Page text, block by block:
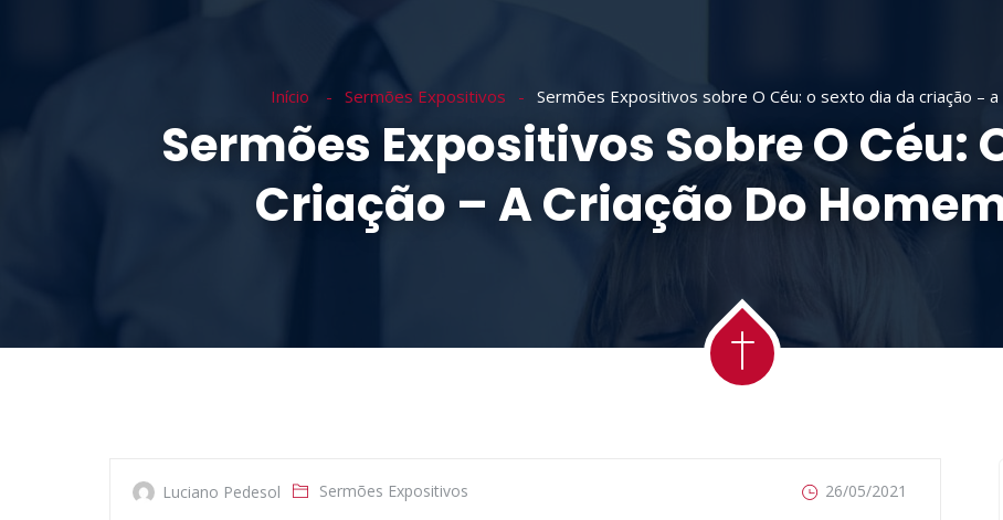
Início Sermões Expositivos Sermões Expositivos sobre O Céu: o sexto dia da criação –
Sermões Expositivos Sobre O Céu:
Criação – A Criação Do
Luciano Pedesol Sermões Expositivos 26/05/2021